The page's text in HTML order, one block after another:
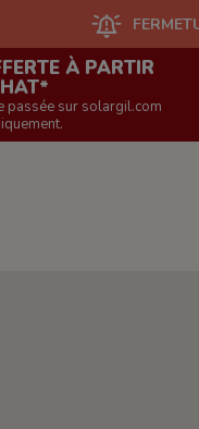
FERMETURE
À PARTIR
passée sur solargil.com